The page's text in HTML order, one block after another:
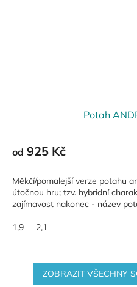
Potah
od 925 Kč
Měkčí/pomalejší verze potahu
útočnou hru; tzv. hybridní
zajímavost nakonec - název
1,9 2,1
ZOBRAZIT VŠECHNY